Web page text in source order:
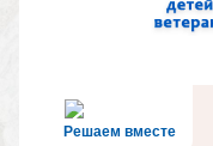
Решаем вместе